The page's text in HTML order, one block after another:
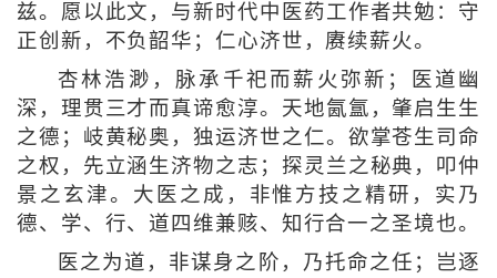
兹。愿以此文，与新时代中医药工作者共勉：守
正创新，不负韶华；仁心济世，赓续薪火。
杏林浩渺，脉承千祀而薪火弥新；医道幽
深，理贯三才而真谛愈淳。天地氤氲，肇启生生
之德；岐黄秘奥，独运济世之仁。欲掌苍生司命
之权，先立涵生济物之志；探灵兰之秘典，叩仲
景之玄津。大医之成，非惟方技之精研，实乃
德、学、行、道四维兼赅、知行合一之圣境也。
医之为道，非谋身之阶，乃托命之任；岂逐